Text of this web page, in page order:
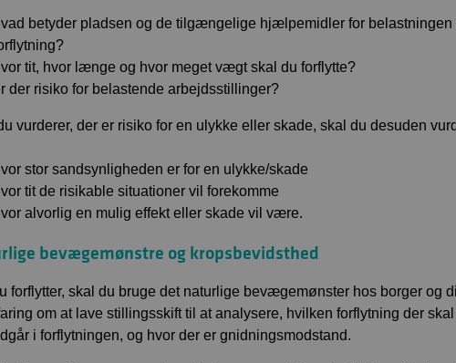
betyder pladsen og de tilgængelige hjælpemidler for
tit, hvor længe og hvor meget vægt skal du forflytte?
der risiko for belastende arbejdsstillinger?
vurderer, der er risiko for en ulykke eller skade, skal du desuden
stor sandsynligheden er for en ulykke/skade
tit de risikable situationer vil forekomme
alvorlig en mulig effekt eller skade vil være.
bevægemønstre og kropsbevidsthed
forflytter, skal du bruge det naturlige bevægemønster hos borger og
om at lave stillingsskift til at analysere, hvilken forflytning der
i forflytningen, og hvor der er gnidningsmodstand.